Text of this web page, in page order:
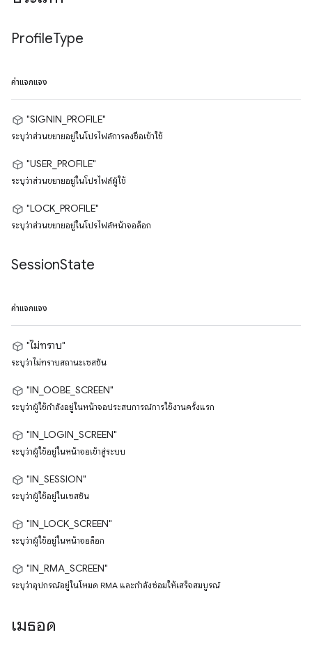
ProfileType
ค่าแจกแจง
"SIGNIN_PROFILE"
ระบุว่าส่วนขยายอยู่ในโปรไฟล์การลงชื่อเข้าใช้
"USER_PROFILE"
ระบุว่าส่วนขยายอยู่ในโปรไฟล์ผู้ใช้
"LOCK_PROFILE"
ระบุว่าส่วนขยายอยู่ในโปรไฟล์หน้าจอล็อก
SessionState
ค่าแจกแจง
"ไม่ทราบ"
ระบุว่าไม่ทราบสถานะเซสชัน
"IN_OOBE_SCREEN"
ระบุว่าผู้ใช้กำลังอยู่ในหน้าจอประสบการณ์การใช้งานครั้งแรก
"IN_LOGIN_SCREEN"
ระบุว่าผู้ใช้อยู่ในหน้าจอเข้าสู่ระบบ
"IN_SESSION"
ระบุว่าผู้ใช้อยู่ในเซสชัน
"IN_LOCK_SCREEN"
ระบุว่าผู้ใช้อยู่ในหน้าจอล็อก
"IN_RMA_SCREEN"
ระบุว่าอุปกรณ์อยู่ในโหมด RMA และกำลังซ่อมให้เสร็จสมบูรณ์
เมธอด